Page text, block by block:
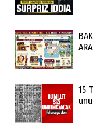
15